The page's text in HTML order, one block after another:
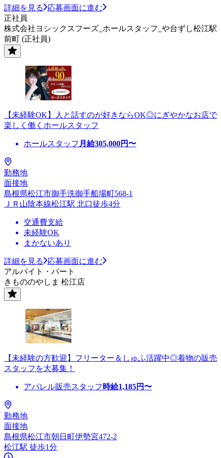
詳細を見る
応募画面に進む
正社員
株式会社ヨシックスフーズ_ホールスタッフ_や台ずし松江駅
前町 (正社員)
【未経験OK】人と話すのが好きならOK◎にぎやかなお店で
楽しく働くホールスタッフ
ホールスタッフ 月給305,000円〜
勤務地
面接地
島根県松江市御手洗御手船場町568-1
ＪＲ山陰本線松江駅 北口徒歩4分
交通費支給
未経験OK
まかないあり
詳細を見る
応募画面に進む
アルバイト・パート
きもののやしま 松江店
【未経験の方歓迎】フリーター＆しゅふ活躍中◎着物の販売
スタッフを大募集！
アパレル販売スタッフ 時給1,185円〜
勤務地
面接地
島根県松江市朝日町伊勢宮472-2
松江駅 徒歩1分